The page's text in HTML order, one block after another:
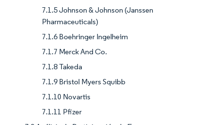
7.1.5 Johnson & Johnson (Janssen
Pharmaceuticals)
7.1.6 Boehringer Ingelheim
7.1.7 Merck And Co.
7.1.8 Takeda
7.1.9 Bristol Myers Squibb
7.1.10 Novartis
7.1.11 Pfizer